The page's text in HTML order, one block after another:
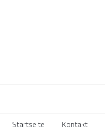
Startseite Kontakt